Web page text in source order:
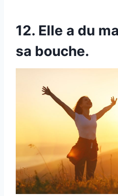
12. Elle a du
sa bouche.